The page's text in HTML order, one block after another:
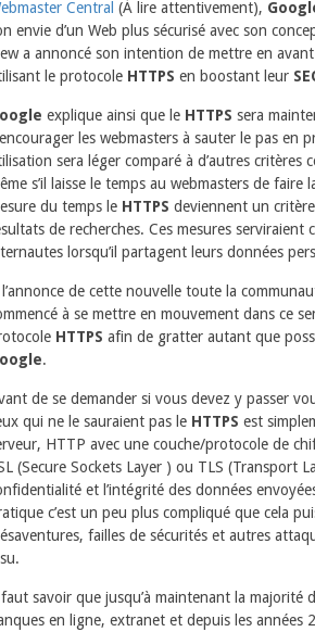
Central (À lire attentivement),
envie d’un Web plus sécurisé avec son
a annoncé son intention de mettre en avant
le protocole HTTPS en boostant leur
explique ainsi que le HTTPS sera
les webmasters à sauter le pas
sera léger comparé à d’autres
s’il laisse le temps au webmasters de
du temps le HTTPS deviennent un
de recherches. Ces mesures
lorsqu’il partagent leurs données
de cette nouvelle toute la
à se mettre en mouvement dans ce
HTTPS afin de gratter autant que
.
de se demander si vous devez y passer
qui ne le sauraient pas le HTTPS est
HTTP avec une couche/protocole de
(Secure Sockets Layer ) ou TLS (Transport
et l’intégrité des données
c’est un peu plus compliqué que cela
failles de sécurités et autres
savoir que jusqu’à maintenant la majorité
en ligne, extranet et depuis les années